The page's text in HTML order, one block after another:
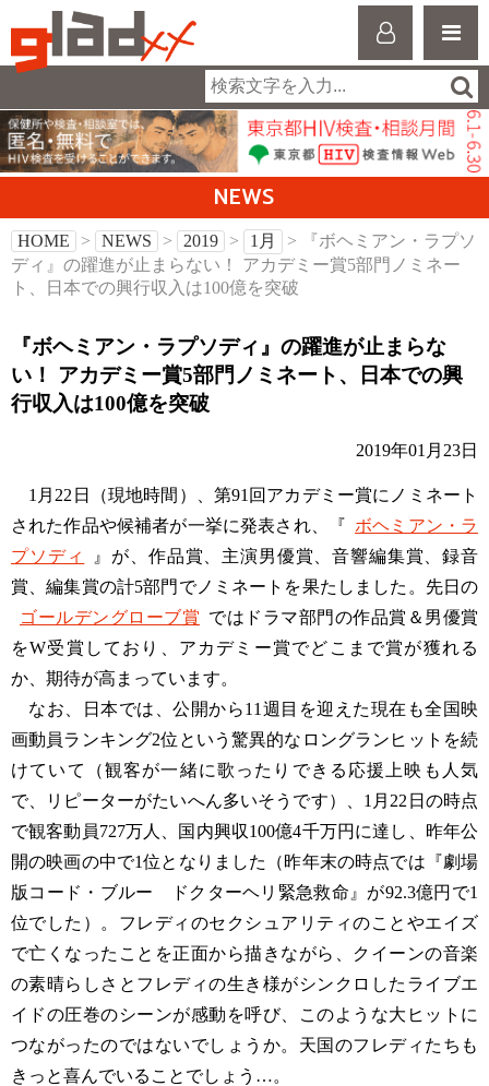
NEWS
HOME > NEWS > 2019 > 1月
> 『ボヘミアン・ラプソ
ディ』の躍進が止まらない！ アカデミー賞5部門ノミネー
ト、日本での興行収入は100億を突破
『ボヘミアン・ラプソディ』の躍進が止まらな
い！ アカデミー賞5部門ノミネート、日本での興
行収入は100億を突破
2019年01月23日
1月22日（現地時間）、第91回アカデミー賞にノミネート
された作品や候補者が一挙に発表され、『 ボヘミアン・ラ
プソディ
』が、作品賞、主演男優賞、音響編集賞、録音
賞、編集賞の計5部門でノミネートを果たしました。先日の
ゴールデングローブ賞 ではドラマ部門の作品賞＆男優賞
をW受賞しており、アカデミー賞でどこまで賞が獲れる
か、期待が高まっています。
なお、日本では、公開から11週目を迎えた現在も全国映
画動員ランキング2位という驚異的なロングランヒットを続
けていて（観客が一緒に歌ったりできる応援上映も人気
で、リピーターがたいへん多いそうです）、1月22日の時点
で観客動員727万人、国内興収100億4千万円に達し、昨年公
開の映画の中で1位となりました（昨年末の時点では『劇場
版コード・ブルー ドクターヘリ緊急救命』が92.3億円で1
位でした）。フレディのセクシュアリティのことやエイズ
で亡くなったことを正面から描きながら、クイーンの音楽
の素晴らしさとフレディの生き様がシンクロしたライブエ
イドの圧巻のシーンが感動を呼び、このような大ヒットに
つながったのではないでしょうか。天国のフレディたちも
きっと喜んでいることでしょう…。